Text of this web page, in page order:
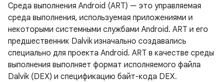
Среда выполнения Android (ART) — это управляемая
среда выполнения, используемая приложениями и
некоторыми системными службами Android. ART и его
предшественник Dalvik изначально создавались
специально для проекта Android. ART в качестве среды
выполнения выполняет формат исполняемого файла
Dalvik (DEX) и спецификацию байт-кода DEX.